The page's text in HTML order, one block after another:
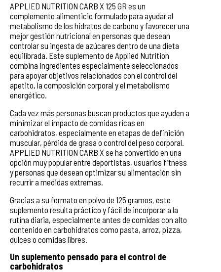
APPLIED NUTRITION CARB X 125 GR es un
complemento alimenticio formulado para ayudar al
metabolismo de los hidratos de carbono y favorecer una
mejor gestión nutricional en personas que desean
controlar su ingesta de azúcares dentro de una dieta
equilibrada. Este suplemento de Applied Nutrition
combina ingredientes especialmente seleccionados
para apoyar objetivos relacionados con el control del
apetito, la composición corporal y el metabolismo
energético.
Cada vez más personas buscan productos que ayuden a
minimizar el impacto de comidas ricas en
carbohidratos, especialmente en etapas de definición
muscular, pérdida de grasa o control del peso corporal.
APPLIED NUTRITION CARB X se ha convertido en una
opción muy popular entre deportistas, usuarios fitness
y personas que desean optimizar su alimentación sin
recurrir a medidas extremas.
Gracias a su formato en polvo de 125 gramos, este
suplemento resulta práctico y fácil de incorporar a la
rutina diaria, especialmente antes de comidas con alto
contenido en carbohidratos como pasta, arroz, pizza,
dulces o comidas libres.
Un suplemento pensado para el control de
carbohidratos